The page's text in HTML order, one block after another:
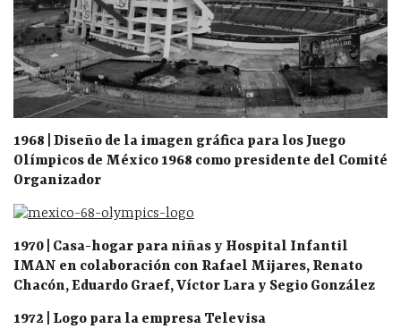
1968 | Diseño de la imagen gráfica para los Juego
Olímpicos de México 1968 como presidente del Comité
Organizador
1970 | Casa-hogar para niñas y Hospital Infantil
IMAN en colaboración con Rafael Mijares, Renato
Chacón, Eduardo Graef, Víctor Lara y Segio González
1972 | Logo para la empresa Televisa